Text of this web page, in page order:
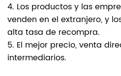
4. Los productos y las
venden en el extranjero, y
alta tasa de recompra.
5. El mejor precio, venta
intermediarios.